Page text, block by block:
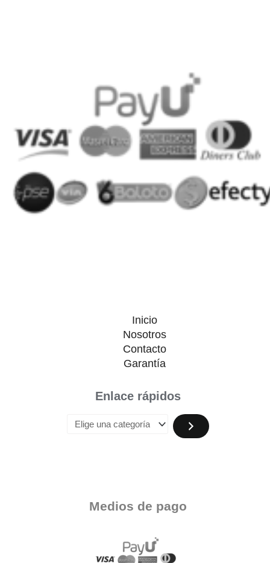
Inicio
Nosotros
Contacto
Garantía
Enlace rápidos
Medios de pago